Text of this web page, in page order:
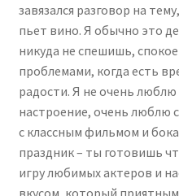
завязался разговор на
пьет вино. Я обычно это
никуда не спешишь,
проблемами, когда есть
радости. Я не очень
настроение, очень люблю
с классным фильмом и
праздник – ты готовишь
игру любимых актеров и
вкусом, который